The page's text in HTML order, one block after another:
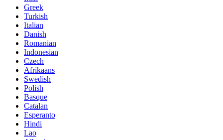
Greek
Turkish
Italian
Danish
Romanian
Indonesian
Czech
Afrikaans
Swedish
Polish
Basque
Catalan
Esperanto
Hindi
Lao